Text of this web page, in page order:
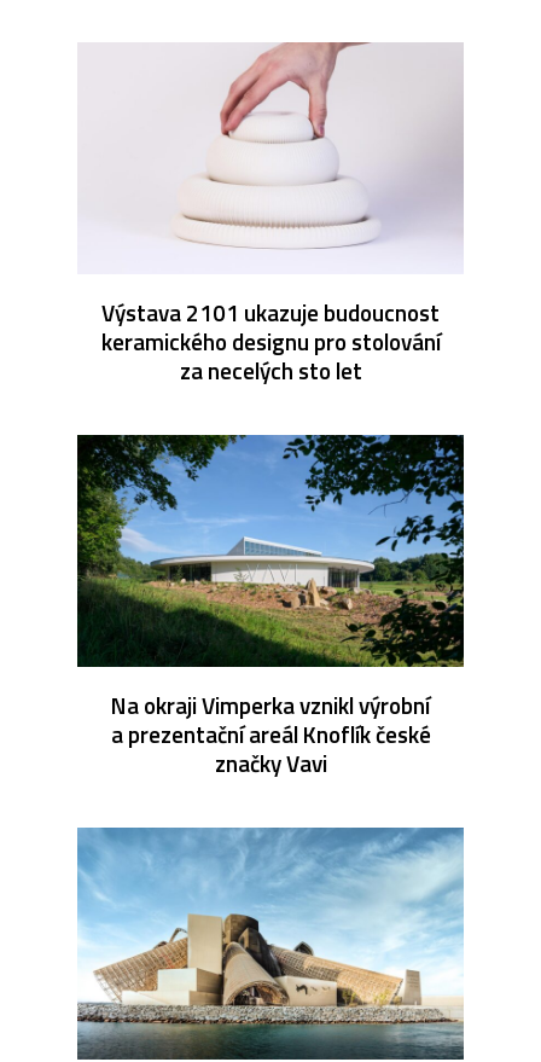
Výstava 2101 ukazuje budoucnost
keramického designu pro stolování
za necelých sto let
Na okraji Vimperka vznikl výrobní
a prezentační areál Knoflík české
značky Vavi